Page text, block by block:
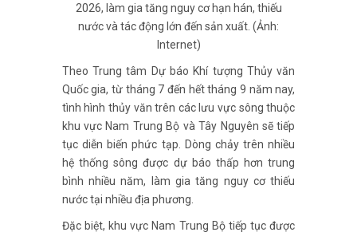
2026, làm gia tăng nguy cơ hạn hán, thiếu
nước và tác động lớn đến sản xuất. (Ảnh:
Internet)
Theo Trung tâm Dự báo Khí tượng Thủy văn
Quốc gia, từ tháng 7 đến hết tháng 9 năm nay,
tình hình thủy văn trên các lưu vực sông thuộc
khu vực Nam Trung Bộ và Tây Nguyên sẽ tiếp
tục diễn biến phức tạp. Dòng chảy trên nhiều
hệ thống sông được dự báo thấp hơn trung
bình nhiều năm, làm gia tăng nguy cơ thiếu
nước tại nhiều địa phương.
Đặc biệt, khu vực Nam Trung Bộ tiếp tục được